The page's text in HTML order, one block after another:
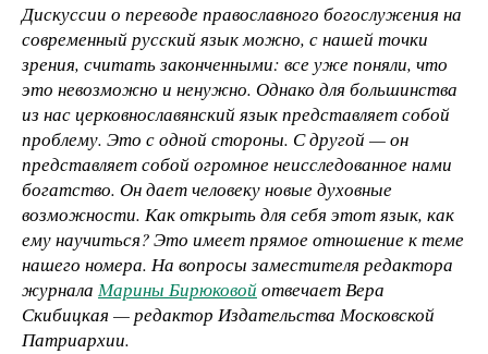
Дискуссии о переводе православного богослужения на
современный русский язык можно, с нашей точки
зрения, считать законченными: все уже поняли, что
это невозможно и ненужно. Однако для большинства
из нас церковнославянский язык представляет собой
проблему. Это с одной стороны. С другой — он
представляет собой огромное неисследованное нами
богатство. Он дает человеку новые духовные
возможности. Как открыть для себя этот язык, как
ему научиться? Это имеет прямое отношение к теме
нашего номера. На вопросы заместителя редактора
журнала Марины Бирюковойотвечает Вера
Скибицкая — редактор Издательства Московской
Патриархии.